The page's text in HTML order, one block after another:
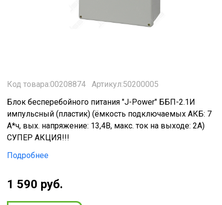
Код товара:00208874
Артикул:50200005
Блок бесперебойного питания "J-Power" ББП-2.1И
импульсный (пластик) (ёмкость подключаемых АКБ: 7
А*ч, вых. напряжение: 13,4В, макс. ток на выходе: 2А)
СУПЕР АКЦИЯ!!!
Подробнее
1 590 руб.